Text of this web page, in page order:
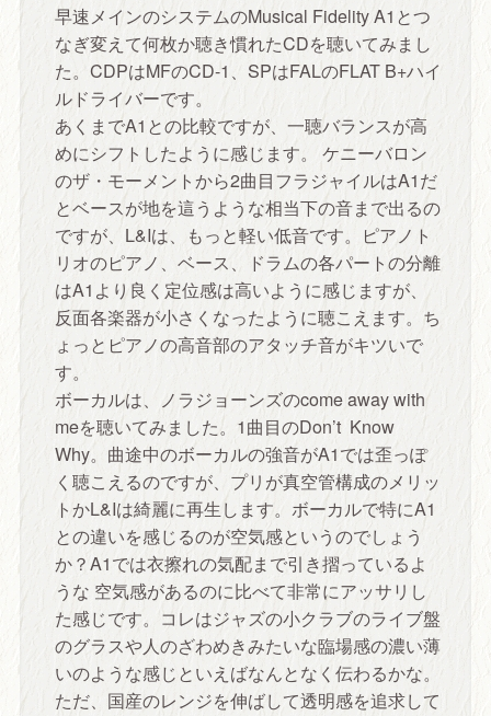
早速メインのシステムのMusical Fidelity A1とつ
なぎ変えて何枚か聴き慣れたCDを聴いてみまし
た。CDPはMFのCD-1、SPはFALのFLAT B+ハイ
ルドライバーです。
あくまでA1との比較ですが、一聴バランスが高
めにシフトしたように感じます。 ケニーバロン
のザ・モーメントから2曲目フラジャイルはA1だ
とベースが地を這うような相当下の音まで出るの
ですが、L&Iは、もっと軽い低音です。ピアノト
リオのピアノ、ベース、ドラムの各パートの分離
はA1より良く定位感は高いように感じますが、
反面各楽器が小さくなったように聴こえます。ち
ょっとピアノの高音部のアタッチ音がキツいで
す。
ボーカルは、ノラジョーンズのcome away with
meを聴いてみました。1曲目のDon’t Know
Why。曲途中のボーカルの強音がA1では歪っぽ
く聴こえるのですが、プリが真空管構成のメリッ
トかL&Iは綺麗に再生します。ボーカルで特にA1
との違いを感じるのが空気感というのでしょう
か？A1では衣擦れの気配まで引き摺っているよ
うな 空気感があるのに比べて非常にアッサリし
た感じです。コレはジャズの小クラブのライブ盤
のグラスや人のざわめきみたいな臨場感の濃い薄
いのような感じといえばなんとなく伝わるかな。
ただ、国産のレンジを伸ばして透明感を追求して